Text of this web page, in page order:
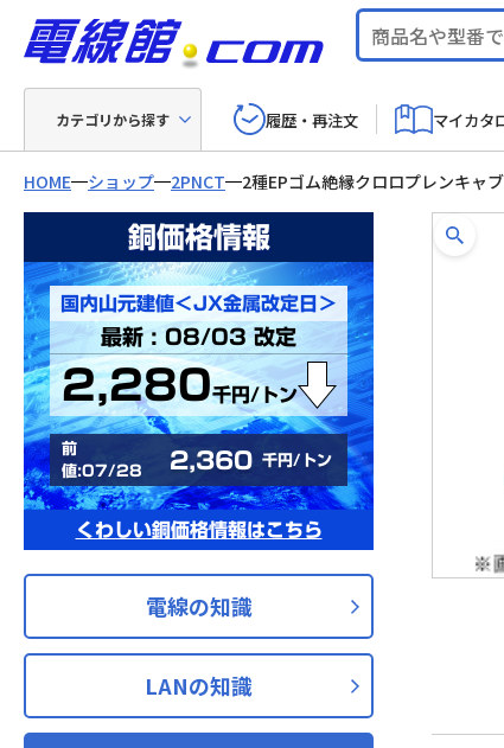
カテゴリから探す 履歴・再注文 マイカタ
HOME ショップ 2PNCT 2種EPゴム絶縁クロロプレンキャ
銅価格情報
国内山元建値＜JX金属改定日＞
最新 : 08/03 改定
2,280千円/トン
前
値:07/28
2,360 千円/トン
くわしい銅価格情報はこちら
電線の知識
LANの知識